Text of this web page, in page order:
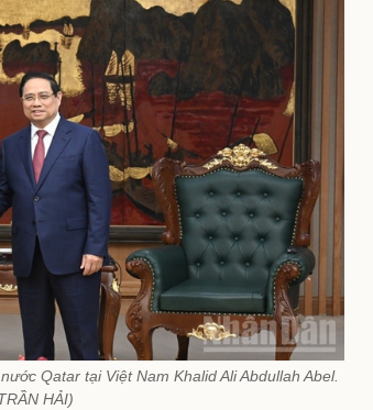
Qatar tại Việt Nam Khalid Ali Abdullah Abel.
HẢI)